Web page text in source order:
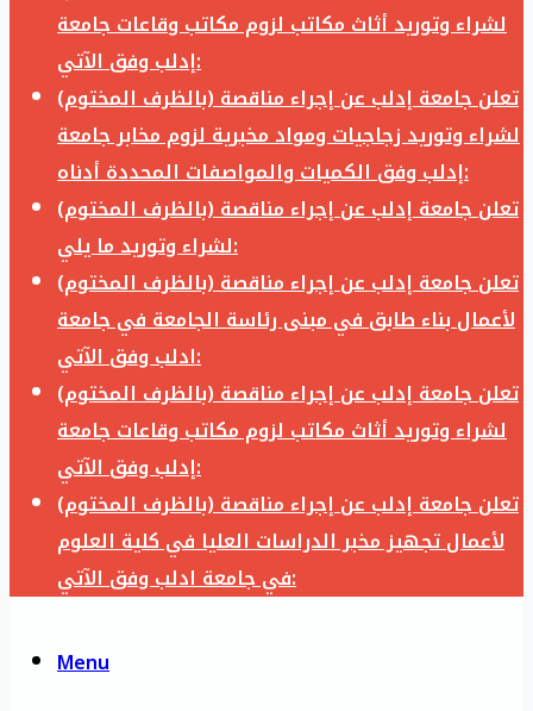
لشراء وتوريد أثاث مكاتب لزوم مكاتب وقاعات جامعة
إدلب وفق الآتي:
تعلن جامعة إدلب عن إجراء مناقصة (بالظرف المختوم)
لشراء وتوريد زجاجيات ومواد مخبرية لزوم مخابر جامعة
إدلب وفق الكميات والمواصفات المحددة أدناه:
تعلن جامعة إدلب عن إجراء مناقصة (بالظرف المختوم)
لشراء وتوريد ما يلي:
تعلن جامعة إدلب عن إجراء مناقصة (بالظرف المختوم)
لأعمال بناء طابق في مبنى رئاسة الجامعة في جامعة
ادلب وفق الآتي:
تعلن جامعة إدلب عن إجراء مناقصة (بالظرف المختوم)
لشراء وتوريد أثاث مكاتب لزوم مكاتب وقاعات جامعة
إدلب وفق الآتي:
تعلن جامعة إدلب عن إجراء مناقصة (بالظرف المختوم)
لأعمال تجهيز مخبر الدراسات العليا في كلية العلوم
في جامعة ادلب وفق الآتي:
Menu